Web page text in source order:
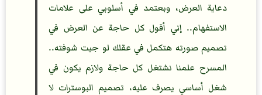
دعاية العرض، وبعتمد في أسلوبي على علامات
الاستفهام.. إني أقول كل حاجة عن العرض في
تصميم صورته هتكمل في عقلك لو جيت شوفته..
المسرح علمنا نشتغل كل حاجة ولازم يكون في
شغل أساسي يصرف عليه، تصميم البوسترات لا